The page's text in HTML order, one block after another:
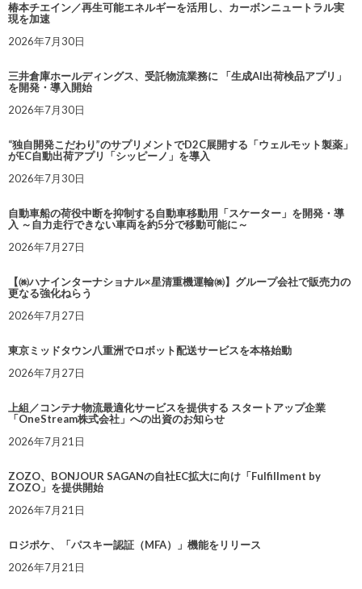
椿本チエイン／再生可能エネルギーを活用し、カーボンニュートラル実
現を加速
2026年7月30日
三井倉庫ホールディングス、受託物流業務に 「生成AI出荷検品アプリ」
を開発・導入開始
2026年7月30日
“独自開発こだわり”のサプリメントでD2C展開する「ウェルモット製薬」
がEC自動出荷アプリ「シッピーノ」を導入
2026年7月30日
自動車船の荷役中断を抑制する自動車移動用「スケーター」を開発・導
入 ～自力走行できない車両を約5分で移動可能に～
2026年7月27日
【㈱ハナインターナショナル×星清重機運輸㈱】グループ会社で販売力の
更なる強化ねらう
2026年7月27日
東京ミッドタウン八重洲でロボット配送サービスを本格始動
2026年7月27日
上組／コンテナ物流最適化サービスを提供する スタートアップ企業
「OneStream株式会社」への出資のお知らせ
2026年7月21日
ZOZO、BONJOUR SAGANの自社EC拡大に向け「Fulfillment by
ZOZO」を提供開始
2026年7月21日
ロジポケ、「パスキー認証（MFA）」機能をリリース
2026年7月21日